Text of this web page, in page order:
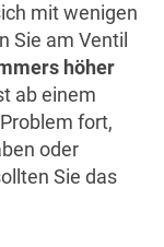
mit wenigen
Sie am Ventil
höher
ab einem
fort,
oder
Sie das